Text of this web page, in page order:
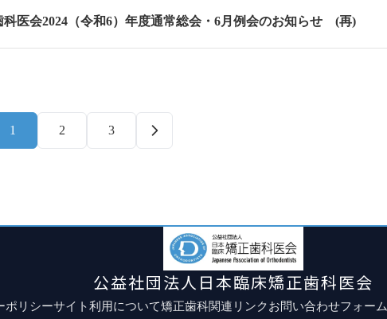
科医会2024（令和6）年度通常総会・6月例会のお知らせ (再)
1 2 3
公益社団法人日本臨床矯正歯科医会
ポリシーサイト利用について矯正歯科関連リンクお問い合わせフォーム